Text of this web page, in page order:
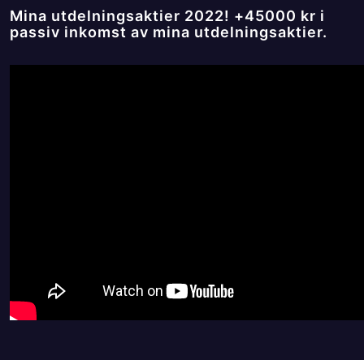
Mina utdelningsaktier 2022! +45000 kr i
passiv inkomst av mina utdelningsaktier.